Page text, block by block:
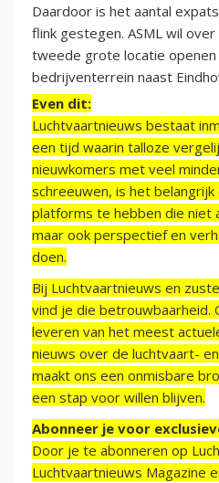
Daardoor is het aantal
flink gestegen. ASML wil
tweede grote locatie
bedrijventerrein naast
Even dit:
Luchtvaartnieuws bestaat
een tijd waarin talloze
nieuwkomers met veel
schreeuwen, is het
platforms te hebben die niet
maar ook perspectief en
doen.
Bij Luchtvaartnieuws en
vind je die betrouwbaarheid.
leveren van het meest
nieuws over de luchtvaart-
maakt ons een onmisbare
een stap voor willen blijven.
Abonneer je voor
Door je te abonneren op
Luchtvaartnieuws Magazine